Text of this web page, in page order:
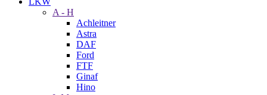
A - H
Achleitner
Astra
DAF
Ford
FTF
Ginaf
Hino